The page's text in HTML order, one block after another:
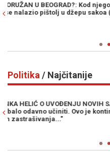
SVE SE OVO DEŠAVALO PRED
Beogradu pitao Zelenskog -
Politika / Najčitanije
DRAMA U WASHINGTONU:
Dodika na "crnu listu", ali ni to
07. Avg. 2026